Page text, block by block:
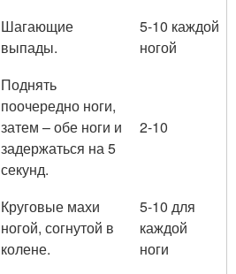
Шагающие
выпады.
5-10 каждой
ногой
Поднять
поочередно ноги,
затем – обе ноги и
задержаться на 5
секунд.
2-10
Круговые махи
ногой, согнутой в
колене.
5-10 для
каждой
ноги